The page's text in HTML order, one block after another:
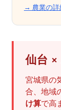
→ 農業の詳
仙台 ×
宮城県の
合、地域
け算で高